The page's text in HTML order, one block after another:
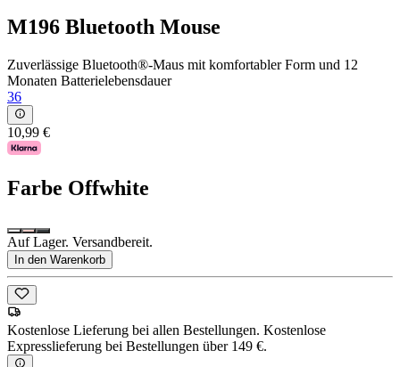
M196 Bluetooth Mouse
Zuverlässige Bluetooth®-Maus mit komfortabler Form und 12
Monaten Batterielebensdauer
36
10,99 €
Farbe Offwhite
Auf Lager. Versandbereit.
In den Warenkorb
Kostenlose Lieferung bei allen Bestellungen. Kostenlose
Expresslieferung bei Bestellungen über 149 €.